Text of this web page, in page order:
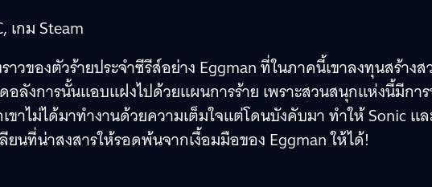
าวของตัวร้ายประจำซีรีส์อย่าง Eggman ที่ในภาคนี้เขาลงทุนสร้าง
ลังการนั้นแอบแฝงไปด้วยแผนการร้าย เพราะสวนสนุกแห่งนี้มีกา
าไม่ได้มาทำงานด้วยความเต็มใจแต่โดนบังคับมา ทำให้ Sonic แ
ยนที่น่าสงสารให้รอดพ้นจากเงื้อมมือของ Eggman ให้ได้!